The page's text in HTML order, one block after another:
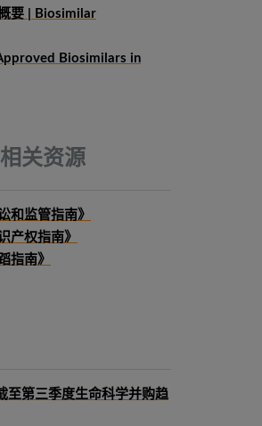
要 | Biosimilar
Biosimilars in
关资源
和监管指南》
产权指南》
指南》
至第三季度生命科学并购趋